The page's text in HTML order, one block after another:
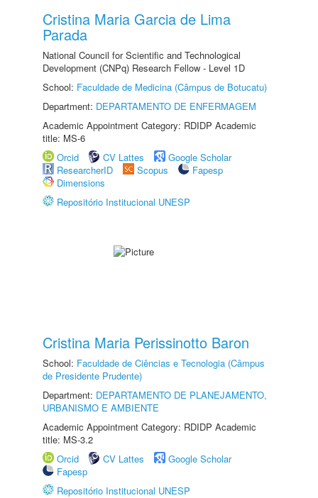
Cristina Maria Garcia de Lima
Parada
National Council for Scientific and Technological
Development (CNPq) Research Fellow - Level 1D
School: Faculdade de Medicina (Câmpus de Botucatu)
Department: DEPARTAMENTO DE ENFERMAGEM
Academic Appointment Category: RDIDP Academic
title: MS-6
Orcid
CV Lattes
Google Scholar
ResearcherID
Scopus
Fapesp
Dimensions
Repositório Institucional UNESP
Cristina Maria Perissinotto Baron
School: Faculdade de Ciências e Tecnologia (Câmpus
de Presidente Prudente)
Department: DEPARTAMENTO DE PLANEJAMENTO,
URBANISMO E AMBIENTE
Academic Appointment Category: RDIDP Academic
title: MS-3.2
Orcid
CV Lattes
Google Scholar
Fapesp
Repositório Institucional UNESP